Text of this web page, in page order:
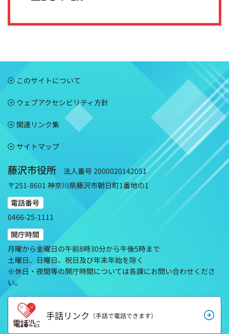
このサイトについて
ウェブアクセシビリティ方針
関連リンク集
サイトマップ
藤沢市役所
法人番号 2000020142051
〒251-8601 神奈川県藤沢市朝日町1番地の1
電話番号
0466-25-1111
開庁時間
月曜から金曜日の午前8時30分から午後5時まで
土曜日、日曜日、祝日及び年末年始を除く
※休日・夜間等の開庁時間については各課にお問い合わせくださ
い。
手話リンク （手話で電話できます）